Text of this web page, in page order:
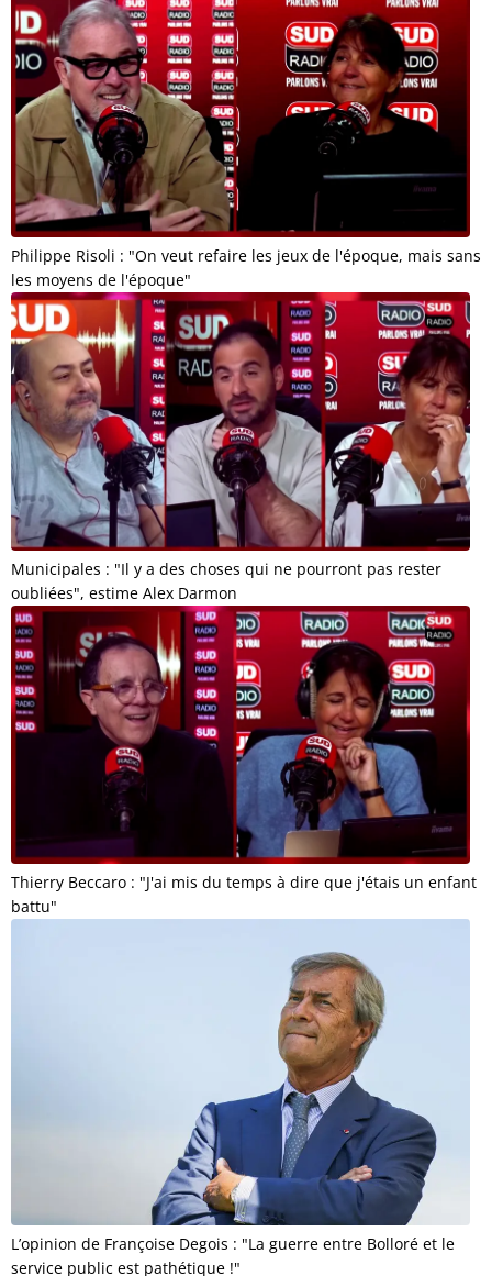
Philippe Risoli : "On veut refaire les jeux de l'époque, mais sans
les moyens de l'époque"
Municipales : "Il y a des choses qui ne pourront pas rester
oubliées", estime Alex Darmon
Thierry Beccaro : "J'ai mis du temps à dire que j'étais un enfant
battu"
L’opinion de Françoise Degois : "La guerre entre Bolloré et le
service public est pathétique !"